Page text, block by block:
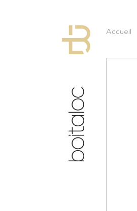
Accueil